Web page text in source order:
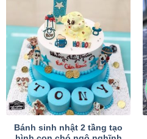
Bánh sinh nhật 2 tầng tạo